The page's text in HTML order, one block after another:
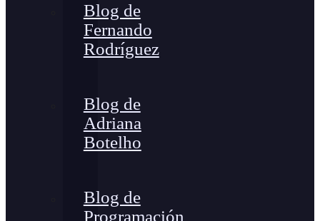
Blog de
Fernando
Rodríguez
Blog de
Adriana
Botelho
Blog de
Programación